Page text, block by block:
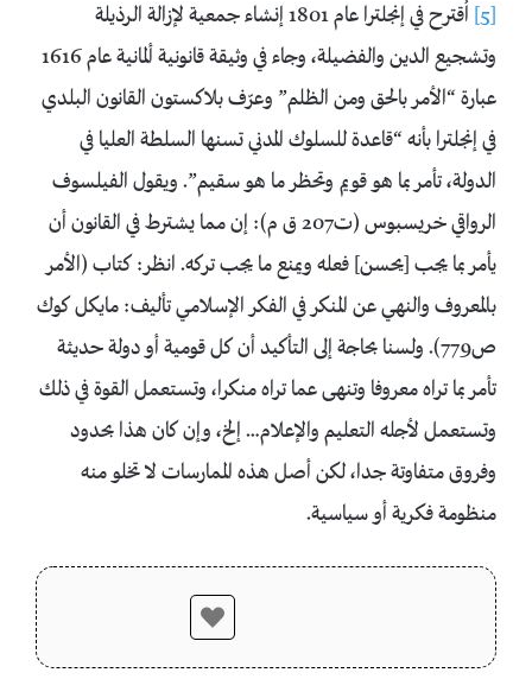
[5]
اُقترح في إنجلترا عام 1801 إنشاء جمعية لإزالة الرذيلة
وتشجيع الدين والفضيلة، وجاء في وثيقة قانونية ألمانية عام 1616
عبارة “الأمر بالحق ومن الظلم” وعرّف بلاكستون القانون البلدي
في إنجلترا بأنه “قاعدة للسلوك المدني تسنها السلطة العليا في
الدولة، تأمر بما هو قويم وتحظر ما هو سقيم”. ويقول الفيلسوف
الرواقي خريسبوس (ت207 ق م): إن مما يشترط في القانون أن
يأمر بما يجب [يحسن] فعله ويمنع ما يجب تركه. انظر: كتاب (الأمر
بالمعروف والنهي عن المنكر في الفكر الإسلامي تأليف: مايكل كوك
ص779). ولسنا بحاجة إلى التأكيد أن كل قومية أو دولة حديثة
تأمر بما تراه معروفا وتنهى عما تراه منكرا، وتستعمل القوة في ذلك
وتستعمل لأجله التعليم والإعلام… إلخ، وإن كان هذا بحدود
وفروق متفاوتة جدا، لكن أصل هذه الممارسات لا تخلو منه
منظومة فكرية أو سياسية.